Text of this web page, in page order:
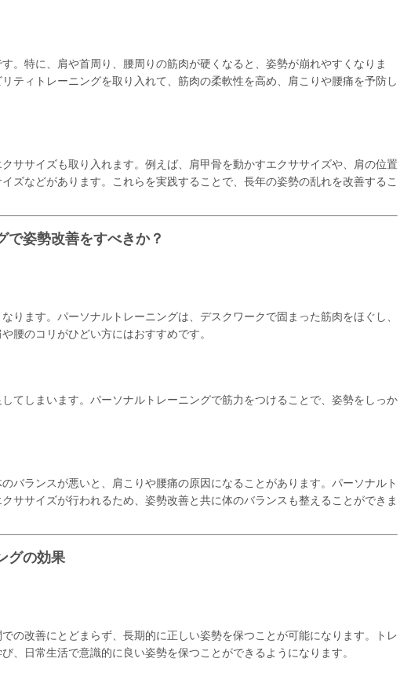
。特に、肩や首周り、腰周りの筋肉が硬くなると、姿勢が崩れやすくなりま
ティトレーニングを取り入れて、筋肉の柔軟性を高め、肩こりや腰痛を予防し
ササイズも取り入れます。例えば、肩甲骨を動かすエクササイズや、肩の位置
ズなどがあります。これらを実践することで、長年の姿勢の乱れを改善するこ
で姿勢改善をすべきか？
ります。パーソナルトレーニングは、デスクワークで固まった筋肉をほぐし、
腰のコリがひどい方にはおすすめです。
てしまいます。パーソナルトレーニングで筋力をつけることで、姿勢をしっか
バランスが悪いと、肩こりや腰痛の原因になることがあります。パーソナルト
ササイズが行われるため、姿勢改善と共に体のバランスも整えることができま
グの効果
の改善にとどまらず、長期的に正しい姿勢を保つことが可能になります。トレ
、日常生活で意識的に良い姿勢を保つことができるようになります。